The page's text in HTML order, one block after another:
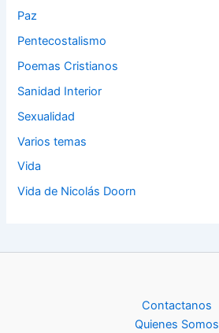
Paz
Pentecostalismo
Poemas Cristianos
Sanidad Interior
Sexualidad
Varios temas
Vida
Vida de Nicolás Doorn
Contactanos
Quienes Somos